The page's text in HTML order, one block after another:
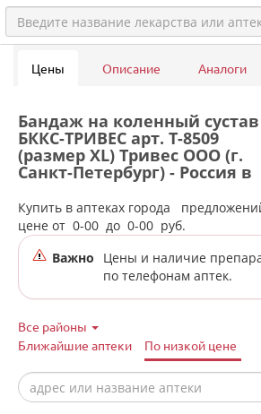
Цены Описание Аналоги
Бандаж на коленный сустав
БККС-ТРИВЕС арт. Т-8509
(размер XL) Тривес ООО (г.
Санкт-Петербург) - Россия в
аптеках города Арти
Купить в аптеках города
цене от 0-00 до 0-00 руб.
Важно
Цены и наличие
по телефонам аптек.
Все районы
Ближайшие аптеки
По низкой цене